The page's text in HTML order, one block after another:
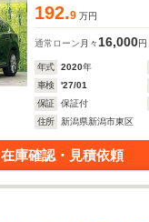
192.9 万円
通常ローン 月々 16,000円
年式 2020年
車検
'27/01
保証
保証付
住所
新潟県新潟市東区
在庫確認・見積依頼